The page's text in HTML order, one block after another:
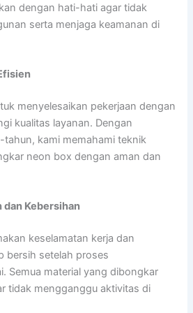
dengan hati-hati agar tidak
serta menjaga keamanan di
menyelesaikan pekerjaan dengan
kualitas layanan. Dengan
kami memahami teknik
neon box dengan aman dan
dan Kebersihan
keselamatan kerja dan
bersih setelah proses
Semua material yang dibongkar
tidak mengganggu aktivitas di